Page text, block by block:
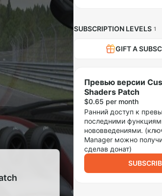
SUBSCRIPTION LEVELS 1
GIFT A
Превью версии
Shaders Patch
$0.65 per month
Ранний доступ к
последними
нововведениями.
Manager можно
сделав донат)